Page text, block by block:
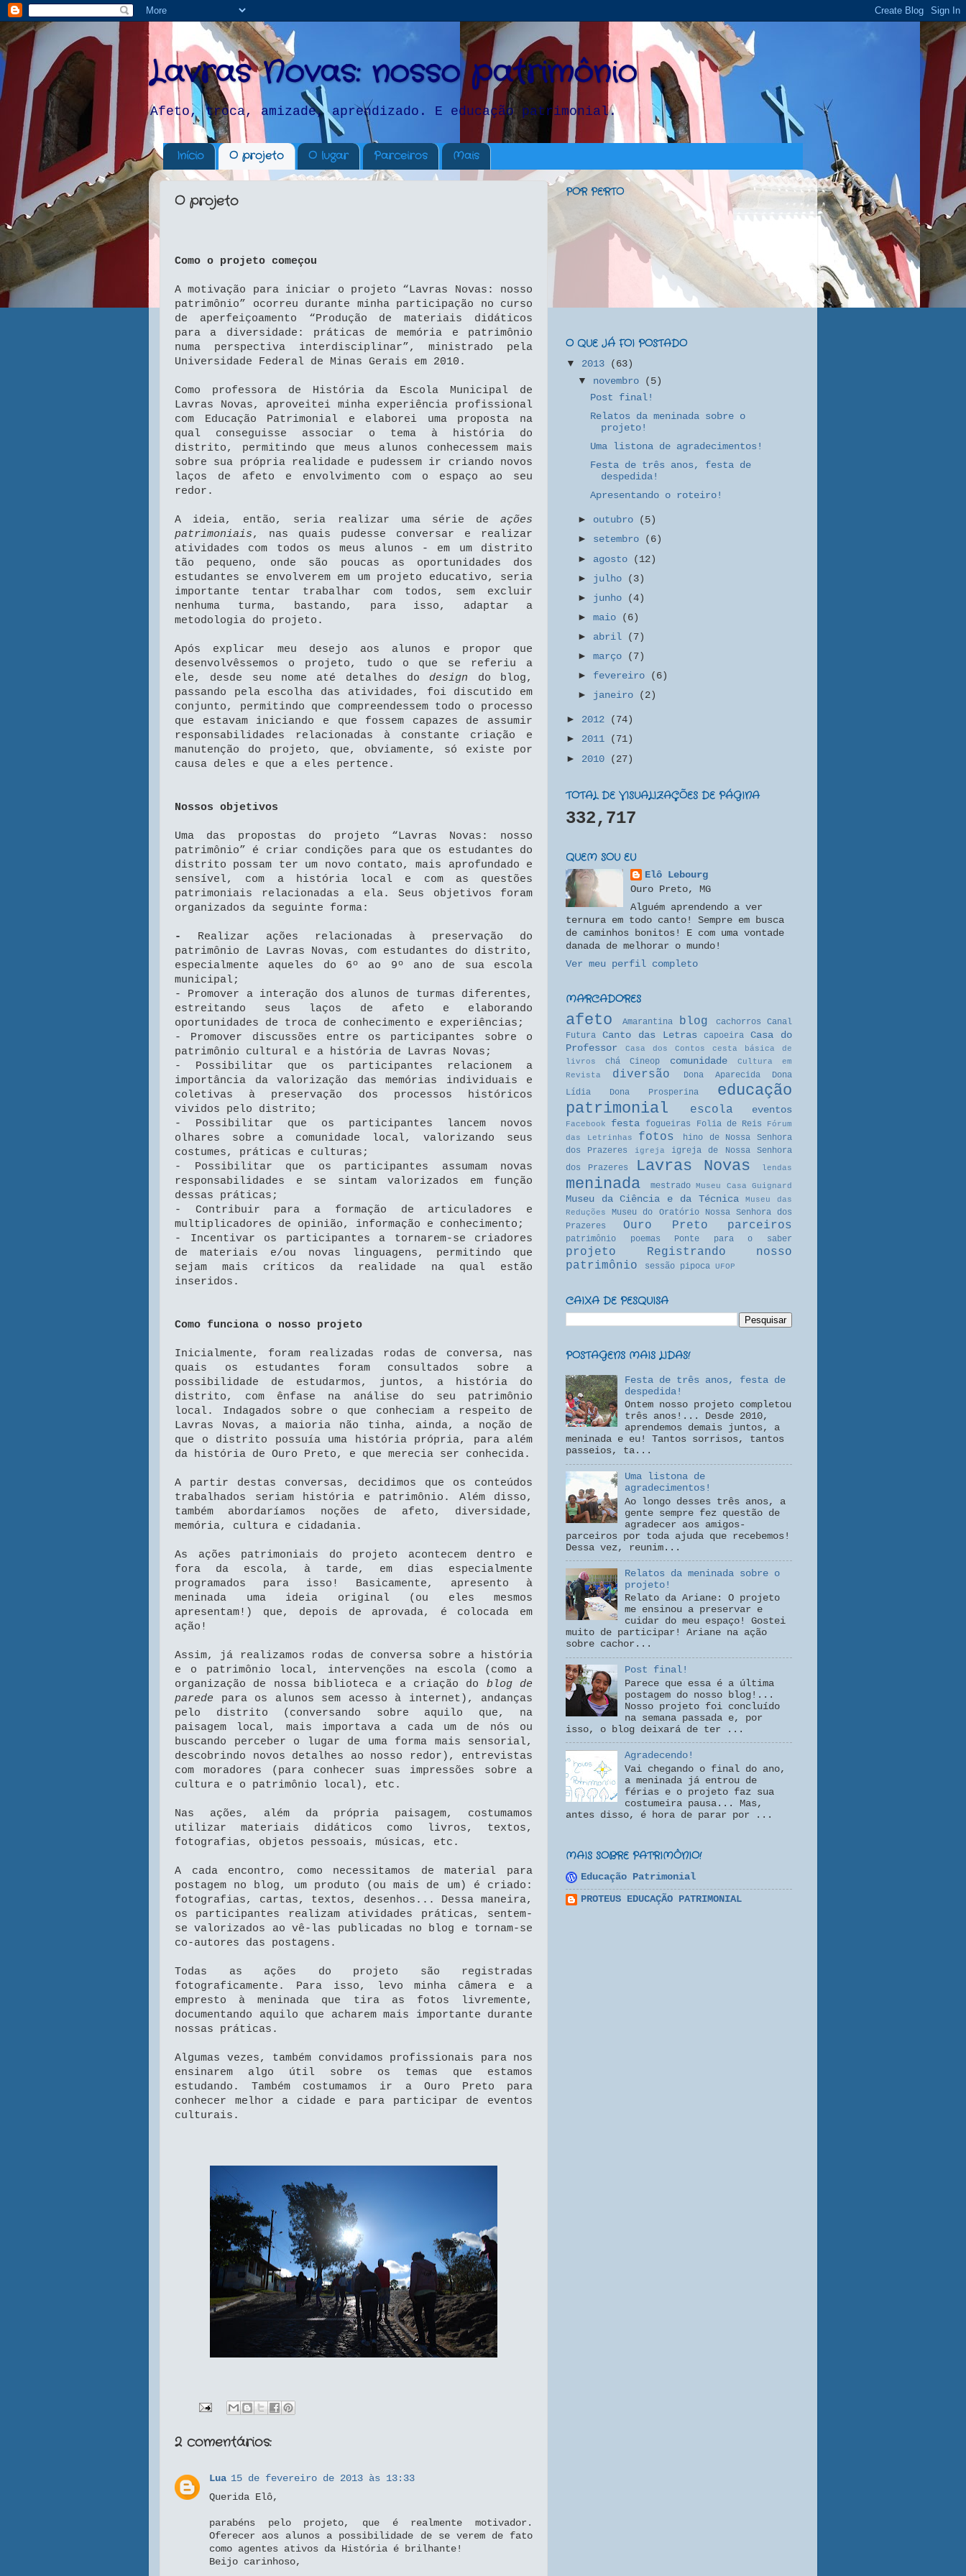
Lavras Novas: nosso patrimônio
Afeto, troca, amizade, aprendizado. E educação patrimonial.
Início O projeto O lugar Parceiros Mais
O projeto
Como o projeto começou
A motivação para iniciar o projeto “Lavras Novas: nosso
patrimônio” ocorreu durante minha participação no curso
de aperfeiçoamento “Produção de materiais didáticos
para a diversidade: práticas de memória e patrimônio
numa perspectiva interdisciplinar”, ministrado pela
Universidade Federal de Minas Gerais em 2010.
Como professora de História da Escola Municipal de
Lavras Novas, aproveitei minha experiência profissional
com Educação Patrimonial e elaborei uma proposta na
qual conseguisse associar o tema à história do
distrito, permitindo que meus alunos conhecessem mais
sobre sua própria realidade e pudessem ir criando novos
laços de afeto e envolvimento com o espaço ao seu
redor.
A ideia, então, seria realizar uma série de ações
patrimoniais, nas quais pudesse conversar e realizar
atividades com todos os meus alunos - em um distrito
tão pequeno, onde são poucas as oportunidades dos
estudantes se envolverem em um projeto educativo, seria
importante tentar trabalhar com todos, sem excluir
nenhuma turma, bastando, para isso, adaptar a
metodologia do projeto.
Após explicar meu desejo aos alunos e propor que
desenvolvêssemos o projeto, tudo o que se referiu a
ele, desde seu nome até detalhes dodesign do blog,
passando pela escolha das atividades, foi discutido em
conjunto, permitindo que compreendessem todo o processo
que estavam iniciando e que fossem capazes de assumir
responsabilidades relacionadas à constante criação e
manutenção do projeto, que, obviamente, só existe por
causa deles e que a eles pertence.
Nossos objetivos
Uma das propostas do projeto “Lavras Novas: nosso
patrimônio” é criar condições para que os estudantes do
distrito possam ter um novo contato, mais aprofundado e
sensível, com a história local e com as questões
patrimoniais relacionadas a ela. Seus objetivos foram
organizados da seguinte forma:
-
Realizar ações relacionadas à preservação do
patrimônio de Lavras Novas, com estudantes do distrito,
especialmente aqueles do 6º ao 9º ano de sua escola
municipal;
- Promover a interação dos alunos de turmas diferentes,
estreitando seus laços de afeto e elaborando
oportunidades de troca de conhecimento e experiências;
- Promover discussões entre os participantes sobre o
patrimônio cultural e a história de Lavras Novas;
- Possibilitar que os participantes relacionem a
importância da valorização das memórias individuais e
coletivas à preservação dos processos históricos
vividos pelo distrito;
- Possibilitar que os participantes lancem novos
olhares sobre a comunidade local, valorizando seus
costumes, práticas e culturas;
- Possibilitar que os participantes assumam novas
responsabilidades e se sintam valorizados em função
dessas práticas;
- Contribuir para a formação de articuladores e
multiplicadores de opinião, informação e conhecimento;
- Incentivar os participantes a tornarem-se criadores
de materiais e/ou novas linguagens, permitindo que
sejam mais críticos da realidade na qual estão
inseridos.
Como funciona o nosso projeto
Inicialmente, foram realizadas rodas de conversa, nas
quais os estudantes foram consultados sobre a
possibilidade de estudarmos, juntos, a história do
distrito, com ênfase na análise do seu patrimônio
local. Indagados sobre o que conheciam a respeito de
Lavras Novas, a maioria não tinha, ainda, a noção de
que o distrito possuía uma história própria, para além
da história de Ouro Preto, e que merecia ser conhecida.
A partir destas conversas, decidimos que os conteúdos
trabalhados seriam história e patrimônio. Além disso,
também abordaríamos noções de afeto, diversidade,
memória, cultura e cidadania.
As ações patrimoniais do projeto acontecem dentro e
fora da escola, à tarde, em dias especialmente
programados para isso! Basicamente, apresento à
meninada uma ideia original (ou eles mesmos
apresentam!) que, depois de aprovada, é colocada em
ação!
Assim, já realizamos rodas de conversa sobre a história
e o patrimônio local, intervenções na escola (como a
organização de nossa biblioteca e a criação do blog de
parede para os alunos sem acesso à internet), andanças
pelo distrito (conversando sobre aquilo que, na
paisagem local, mais importava a cada um de nós ou
buscando perceber o lugar de uma forma mais sensorial,
descobrindo novos detalhes ao nosso redor), entrevistas
com moradores (para conhecer suas impressões sobre a
cultura e o patrimônio local), etc.
Nas ações, além da própria paisagem, costumamos
utilizar materiais didáticos como livros, textos,
fotografias, objetos pessoais, músicas, etc.
A cada encontro, como necessitamos de material para
postagem no blog, um produto (ou mais de um) é criado:
fotografias, cartas, textos, desenhos... Dessa maneira,
os participantes realizam atividades práticas, sentem-
se valorizados ao vê-las publicadas no blog e tornam-se
co-autores das postagens.
Todas as ações do projeto são registradas
fotograficamente. Para isso, levo minha câmera e a
empresto à meninada que tira as fotos livremente,
documentando aquilo que acharem mais importante durante
nossas práticas.
Algumas vezes, também convidamos profissionais para nos
ensinarem algo útil sobre os temas que estamos
estudando. Também costumamos ir a Ouro Preto para
conhecer melhor a cidade e para participar de eventos
culturais.
2 comentários:
Lua 15 de fevereiro de 2013 às 13:33
Querida Elô,
parabéns pelo projeto, que é realmente motivador.
Oferecer aos alunos a possibilidade de se verem de fato
como agentes ativos da História é brilhante!
Beijo carinhoso,
POR PERTO
O QUE JÁ FOI POSTADO
▼ 2013
(63)
▼ novembro
(5)
Post final!
Relatos da meninada sobre o
projeto!
Uma listona de agradecimentos!
Festa de três anos, festa de
despedida!
Apresentando o roteiro!
► outubro
(5)
► setembro
(6)
► agosto
(12)
► julho
(3)
► junho
(4)
►maio
(6)
► abril
(7)
►março
(7)
► fevereiro
(6)
► janeiro (2)
► 2012
(74)
► 2011
(71)
► 2010 (27)
TOTAL DE VISUALIZAÇÕES DE PÁGINA
332,717
QUEM SOU EU
Elô Lebourg
Ouro Preto, MG
Alguém aprendendo a ver
ternura em todo canto! Sempre em busca
de caminhos bonitos! E com uma vontade
danada de melhorar o mundo!
Ver meu perfil completo
MARCADORES
afeto Amarantina blog cachorros
Canal
Futura
Canto das Letras capoeira
Casa do
Professor
Casa dos Contos
cesta básica de
livros
chá Cineop comunidade
Cultura em
Revista
diversão Dona Aparecida
Dona
Lídia
Dona Prosperina
educação
patrimonial
escola eventos
Facebook festa fogueiras Folia de Reis
Fórum
das Letrinhas
fotos
hino de Nossa Senhora
dos Prazeres
igreja
igreja de Nossa Senhora
dos Prazeres
Lavras Novas lendas
meninada mestrado Museu Casa Guignard
Museu da Ciência e da Técnica
Museu das
Reduções
Museu do Oratório
Nossa Senhora dos
Prazeres
Ouro Preto parceiros
patrimônio poemas Ponte para o saber
projeto
Registrando nosso
patrimônio
sessão pipoca UFOP
CAIXA DE PESQUISA
POSTAGENS MAIS LIDAS!
Festa de três anos, festa de
despedida!
Ontem nosso projeto completou
três anos!... Desde 2010,
aprendemos demais juntos, a
meninada e eu! Tantos sorrisos, tantos
passeios, ta...
Uma listona de
agradecimentos!
Ao longo desses três anos, a
gente sempre fez questão de
agradecer aos amigos-
parceiros por toda ajuda que recebemos!
Dessa vez, reunim...
Relatos da meninada sobre o
projeto!
Relato da Ariane: O projeto
me ensinou a preservar e
cuidar do meu espaço! Gostei
muito de participar! Ariane na ação
sobre cachor...
Post final!
Parece que essa é a última
postagem do nosso blog!...
Nosso projeto foi concluído
na semana passada e, por
isso, o blog deixará de ter ...
Agradecendo!
Vai chegando o final do ano,
a meninada já entrou de
férias e o projeto faz sua
costumeira pausa... Mas,
antes disso, é hora de parar por ...
MAIS SOBRE PATRIMÔNIO!
Educação Patrimonial
PROTEUS EDUCAÇÃO PATRIMONIAL